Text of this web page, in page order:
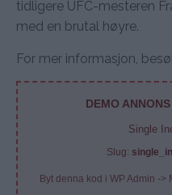
tidligere UFC-mesteren
med en brutal høyre.
For mer informasjon,
DEMO
Single
Slug:
Byt denna kod i WP Admin ->